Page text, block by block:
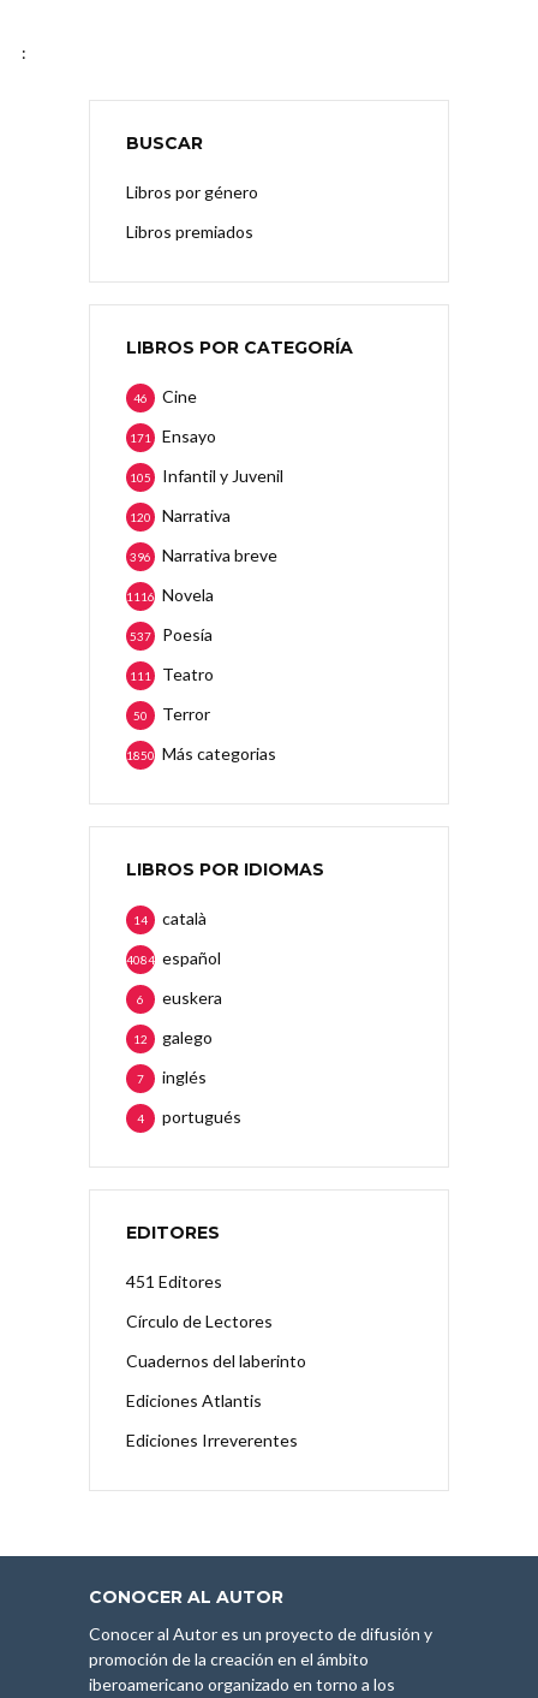
:
BUSCAR
Libros por género
Libros premiados
LIBROS POR CATEGORÍA
Cine
46
Ensayo
171
Infantil y Juvenil
105
Narrativa
120
Narrativa breve
396
Novela
1116
Poesía
537
Teatro
111
Terror
50
Más categorias
1850
LIBROS POR IDIOMAS
català
14
español
4084
euskera
6
galego
12
inglés
7
portugués
4
EDITORES
451 Editores
Círculo de Lectores
Cuadernos del laberinto
Ediciones Atlantis
Ediciones Irreverentes
CONOCER AL AUTOR
Conocer al Autor es un proyecto de difusión y
promoción de la creación en el ámbito
iberoamericano organizado en torno a los